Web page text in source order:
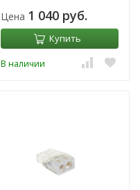
Цена 1 040 руб.
Купить
В наличии